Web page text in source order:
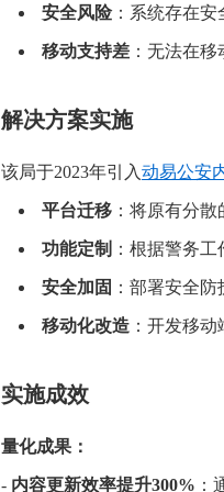
安全风险：系统存在安
移动支持差 ：无法在
解决方案实施
该局于2023年引入动易公安
平台迁移 ：将原有分
功能定制 ：根据警务
安全加固 ：部署安全
移动化改造 ：开发移
实施成效
量化成果：
- 内容更新效率提升300% ：